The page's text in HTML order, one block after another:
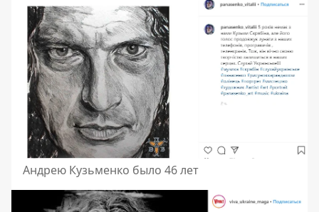
Андрею Кузьменко было 46 лет